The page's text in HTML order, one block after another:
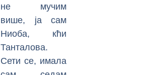
не мучим
више, ја сам
Ниоба, кћи
Танталова.
Сети се, имала